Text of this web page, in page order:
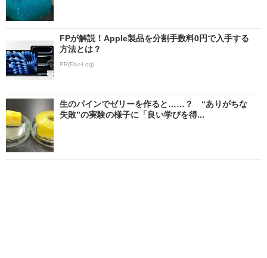
FPが解説！Apple製品を分割手数料0円で入手する
方法とは？
PR(Fav-Log)
生のパインでゼリーを作ると……？ “ありがちな
失敗”の実験の様子に「良い学びを得...